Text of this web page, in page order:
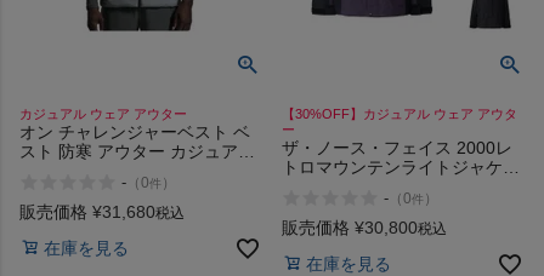
カジュアル ウェア アウター
オン チャレンジャーベスト ベ
スト 防寒 アウター カジュアル
ウェア 中綿 On Challenger
Vest
- （0件 ）
販売価格 ¥31,680税込
在庫を見る
【30%OFF】カジュアル ウェア アウタ
ー
ザ・ノース・フェイス 2000レ
トロマウンテンライトジャケッ
アウター THE NORTH FACE
Retro Mountain Light Jacket
トレット セール
- （0件 ）
販売価格 ¥30,800税込
在庫を見る